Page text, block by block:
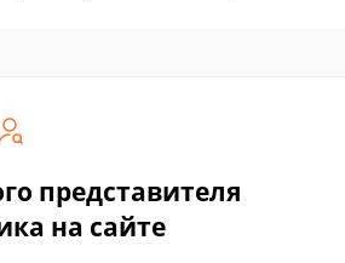
представителя
на сайте